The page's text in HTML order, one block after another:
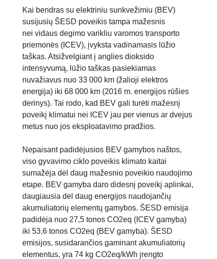
Kai bendras su elektriniu sunkvežimiu (BEV)
susijusių ŠESD poveikis tampa mažesnis
nei vidaus degimo varikliu varomos transporto
priemonės (ICEV), įvyksta vadinamasis lūžio
taškas. Atsižvelgiant į anglies dioksido
intensyvumą, lūžio taškas pasiekiamas
nuvažiavus nuo 33 000 km (žalioji elektros
energija) iki 68 000 km (2016 m. energijos rūšies
derinys). Tai rodo, kad BEV gali turėti mažesnį
poveikį klimatui nei ICEV jau per vienus ar dvejus
metus nuo jos eksploatavimo pradžios.
Nepaisant padidėjusios BEV gamybos naštos,
viso gyvavimo ciklo poveikis klimato kaitai
sumažėja dėl daug mažesnio poveikio naudojimo
etape. BEV gamyba daro didesnį poveikį aplinkai,
daugiausia dėl daug energijos naudojančių
akumuliatorių elementų gamybos. ŠESD emisija
padidėja nuo 27,5 tonos CO2eq (ICEV gamyba)
iki 53,6 tonos CO2eq (BEV gamyba). ŠESD
emisijos, susidarančios gaminant akumuliatorių
elementus, yra 74 kg CO2eq/kWh įrengto